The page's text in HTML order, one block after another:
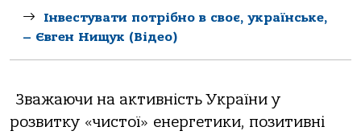
Інвестувати потрібно в своє, українське,
– Євген Нищук (Відео)
Зважаючи на активність України у
розвитку «чистої» енергетики, позитивні